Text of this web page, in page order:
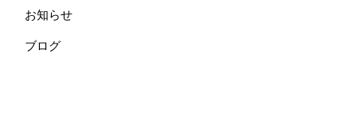
お知らせ
ブログ